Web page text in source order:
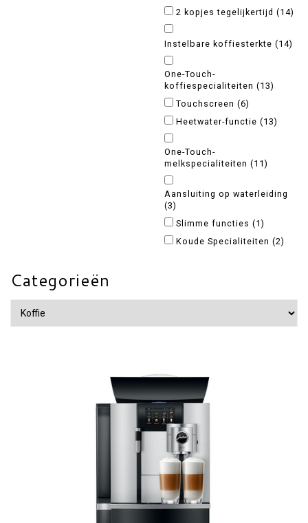
2 kopjes tegelijkertijd (14)
Instelbare koffiesterkte (14)
One-Touch-
koffiespecialiteiten (13)
Touchscreen (6)
Heetwater-functie (13)
One-Touch-
melkspecialiteiten (11)
Aansluiting op waterleiding
(3)
Slimme functies (1)
Koude Specialiteiten (2)
Categorieën